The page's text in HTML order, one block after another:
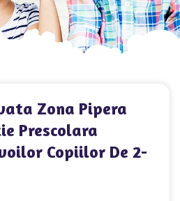
Zona Pipera
Prescolara
Copiilor De 2-